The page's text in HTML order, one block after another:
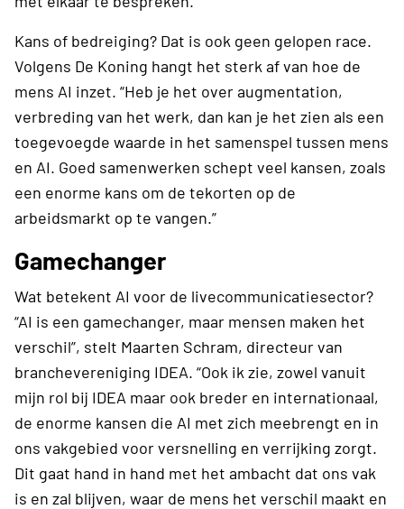
Kans of bedreiging? Dat is ook geen gelopen race.
Volgens De Koning hangt het sterk af van hoe de
mens AI inzet. “Heb je het over augmentation,
verbreding van het werk, dan kan je het zien als een
toegevoegde waarde in het samenspel tussen mens
en AI. Goed samenwerken schept veel kansen, zoals
een enorme kans om de tekorten op de
arbeidsmarkt op te vangen.”
Gamechanger
Wat betekent AI voor de livecommunicatiesector?
“AI is een gamechanger, maar mensen maken het
verschil”, stelt Maarten Schram, directeur van
branchevereniging IDEA. “Ook ik zie, zowel vanuit
mijn rol bij IDEA maar ook breder en internationaal,
de enorme kansen die AI met zich meebrengt en in
ons vakgebied voor versnelling en verrijking zorgt.
Dit gaat hand in hand met het ambacht dat ons vak
is en zal blijven, waar de mens het verschil maakt en